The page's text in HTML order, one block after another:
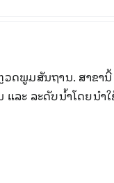
ດພູມສັນຖານ. ​ສາ​ຂາ​
ະ ​ລະ​ດັບ​ນ້ຳ​ໂດຍ​ນຳ